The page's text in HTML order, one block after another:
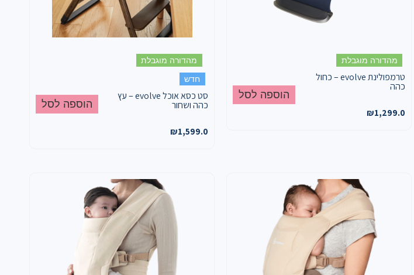
מהדורה מוגבלת
טרמפולינת evolve – כחול
כהה
₪1,299.0
הוספה לסל
מהדורה מוגבלת
חדש
סט כסא אוכל evolve – עץ
כהה ושחור
₪1,599.0
הוספה לסל